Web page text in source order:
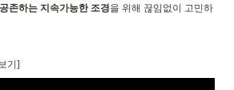
존하는 지속가능한 조경을 위해 끊임없이 고민하
기]